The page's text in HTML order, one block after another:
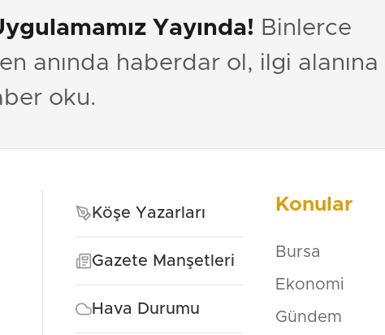
Yayında! Binlerce
anında haberdar ol, ilgi alanına
oku.
Köşe Yazarları
Gazete Manşetleri
Hava Durumu
Konular
Bursa
Ekonomi
Gündem